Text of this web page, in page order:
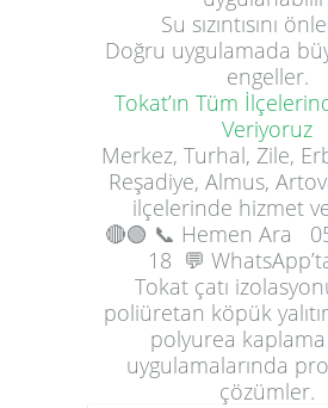
Su sızıntısını
Doğru uygulamada
engeller.
Tokat’ın Tüm
Veriyoruz
Merkez, Turhal, Zile,
Reşadiye, Almus,
ilçelerinde hizmet
🔴🟢 📞 Hemen Ara
18 💬
Tokat çatı
poliüretan köpük
polyurea
uygulamalarında
çözümler.